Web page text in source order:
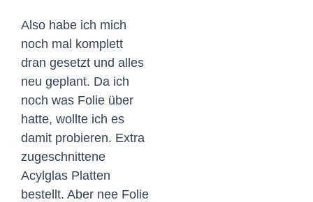
Also habe ich mich
noch mal komplett
dran gesetzt und alles
neu geplant. Da ich
noch was Folie über
hatte, wollte ich es
damit probieren. Extra
zugeschnittene
Acylglas Platten
bestellt. Aber nee Folie